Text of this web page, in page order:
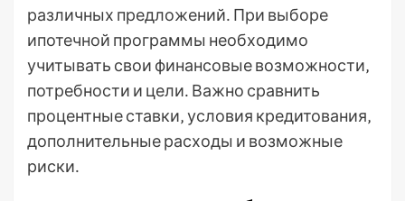
различных предложений․ При выборе
ипотечной программы необходимо
учитывать свои финансовые возможности‚
потребности и цели․ Важно сравнить
процентные ставки‚ условия кредитования‚
дополнительные расходы и возможные
риски․